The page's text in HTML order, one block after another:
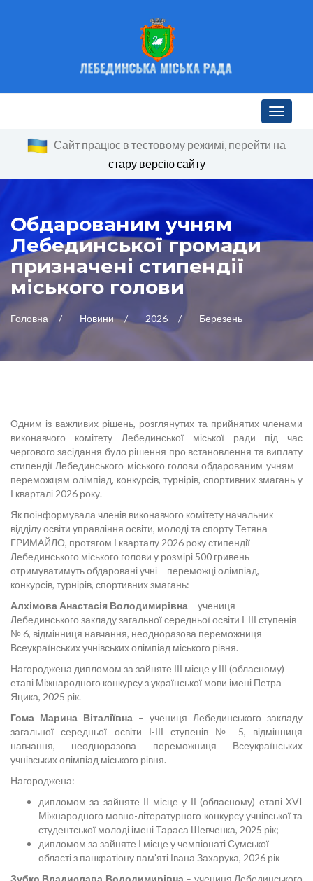
Toggle
Сайт працює в тестовому режимі, перейти на
стару версію сайту
Обдарованим учням
Лебединської громади
призначені стипендії
міського голови
Головна Новини 2026 Березень
Одним із важливих рішень, розглянутих та прийнятих членами
виконавчого комітету Лебединської міської ради під час
чергового засідання було рішення про встановлення та виплату
стипендії Лебединського міського голови обдарованим учням –
переможцям олімпіад, конкурсів, турнірів, спортивних змагань у
І кварталі 2026 року.
Як поінформувала членів виконавчого комітету начальник
відділу освіти управління освіти, молоді та спорту Тетяна
ГРИМАЙЛО, протягом І кварталу 2026 року стипендії
Лебединського міського голови у розмірі 500 гривень
отримуватимуть обдаровані учні – переможці олімпіад,
конкурсів, турнірів, спортивних змагань:
Алхімова Анастасія Володимирівна – учениця
Лебединського закладу загальної середньої освіти І-ІІІ ступенів
№ 6, відмінниця навчання, неодноразова переможниця
Всеукраїнських учнівських олімпіад міського рівня.
Нагороджена дипломом за зайняте ІІІ місце у ІІІ (обласному)
етапі Міжнародного конкурсу з української мови імені Петра
Яцика, 2025 рік.
Гома Марина Віталіївна – учениця Лебединського закладу
загальної середньої освіти І-ІІІ ступенів № 5, відмінниця
навчання, неодноразова переможниця Всеукраїнських
учнівських олімпіад міського рівня.
Нагороджена:
дипломом за зайняте ІІ місце у ІІ (обласному) етапі XVI
Міжнародного мовно-літературного конкурсу учнівської та
студентської молоді імені Тараса Шевченка, 2025 рік;
дипломом за зайняте І місце у чемпіонаті Сумської
області з панкратіону пам’яті Івана Захарука, 2026 рік